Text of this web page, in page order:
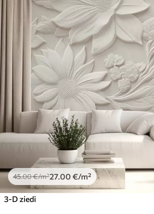
45.00€/m²27 .00 €/m²
3-D ziedi